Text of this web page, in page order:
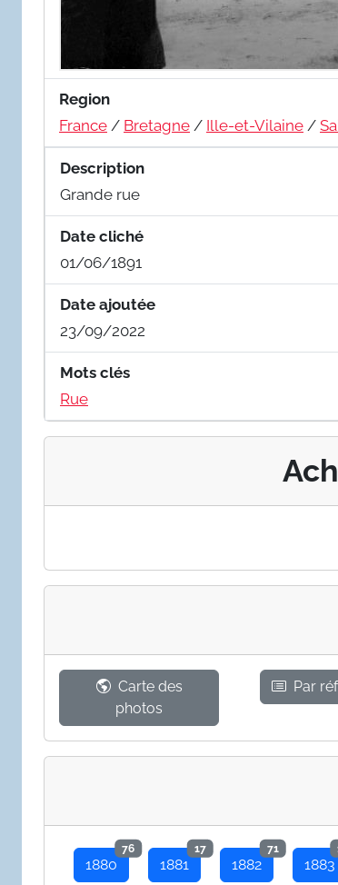
Region
France / Bretagne / Ille-et-Vilaine /
Description
Grande rue
Date cliché
01/06/1891
Date ajoutée
23/09/2022
Mots clés
Rue
Carte des
photos
Par
1880
76
1881
17
1882
71
1883